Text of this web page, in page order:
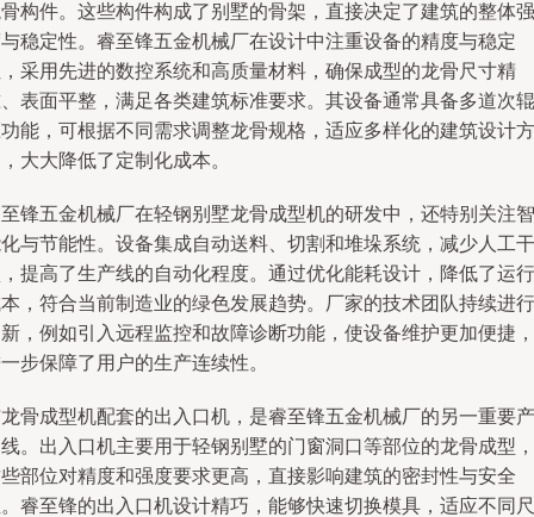
构件。这些构件构成了别墅的骨架，直接决定了建筑的整体强
稳定性。睿至锋五金机械厂在设计中注重设备的精度与稳定
采用先进的数控系统和高质量材料，确保成型的龙骨尺寸精
表面平整，满足各类建筑标准要求。其设备通常具备多道次辊
能，可根据不同需求调整龙骨规格，适应多样化的建筑设计方
大大降低了定制化成本。
锋五金机械厂在轻钢别墅龙骨成型机的研发中，还特别关注智
与节能性。设备集成自动送料、切割和堆垛系统，减少人工干
提高了生产线的自动化程度。通过优化能耗设计，降低了运行
，符合当前制造业的绿色发展趋势。厂家的技术团队持续进行
，例如引入远程监控和故障诊断功能，使设备维护更加便捷，
步保障了用户的生产连续性。
骨成型机配套的出入口机，是睿至锋五金机械厂的另一重要产
。出入口机主要用于轻钢别墅的门窗洞口等部位的龙骨成型，
部位对精度和强度要求更高，直接影响建筑的密封性与安全
睿至锋的出入口机设计精巧，能够快速切换模具，适应不同尺